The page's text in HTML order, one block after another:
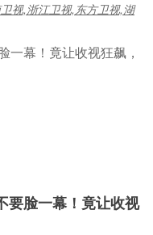
视,浙江卫视,东方卫视,湖
要脸一幕！竟让收视